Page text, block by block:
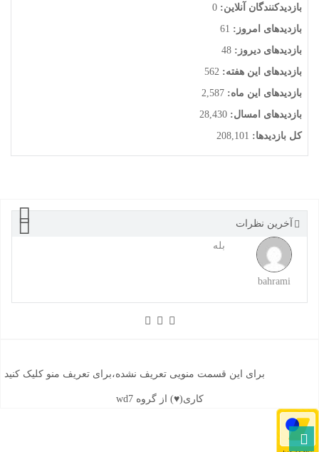
بازدیدکنندگان آنلاین: 0
بازدیدهای امروز: 61
بازدیدهای دیروز: 48
بازدیدهای این هفته: 562
بازدیدهای این ماه: 2,587
بازدیدهای امسال: 28,430
کل بازدیدها: 208,101
آخرین نظرات
bahrami
بله
برای این قسمت منویی تعریف نشده،برای تعریف منو کلیک کنید
کاری(♥) از گروه wd7